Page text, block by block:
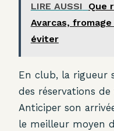
LIRE AUSSI
Que
Avarcas,
éviter
En club, la rigueur
des réservations de
Anticiper son
le meilleur moyen